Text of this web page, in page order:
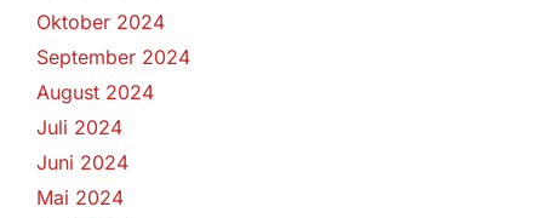
Oktober 2024
September 2024
August 2024
Juli 2024
Juni 2024
Mai 2024